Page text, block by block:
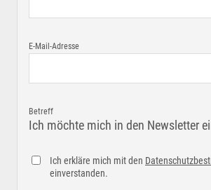
E-Mail-Adresse
Betreff
Ich möchte mich in den Newsletter
Ich erkläre mich mit den
einverstanden.